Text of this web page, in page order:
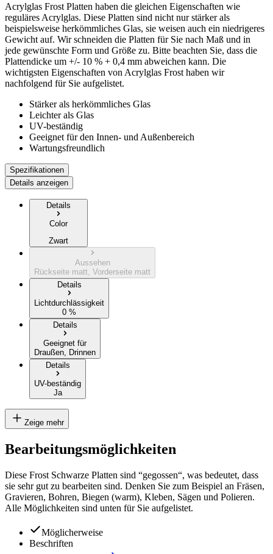
Acrylglas Frost Platten haben die gleichen Eigenschaften wie
reguläres Acrylglas. Diese Platten sind nicht nur stärker als
beispielsweise herkömmliches Glas, sie weisen auch ein niedrigeres
Gewicht auf. Wir schneiden die Platten für Sie nach Maß und in
jede gewünschte Form und Größe zu. Bitte beachten Sie, dass die
Plattendicke um +/- 10 % + 0,4 mm abweichen kann. Die
wichtigsten Eigenschaften von Acrylglas Frost haben wir
nachfolgend für Sie aufgelistet.
Stärker als herkömmliches Glas
Leichter als Glas
UV-beständig
Geeignet für den Innen- und Außenbereich
Wartungsfreundlich
Spezifikationen
Details anzeigen
Details
Color
Zwart
Aussehen
Rückseite matt, Vorderseite matt
Details
Lichtdurchlässigkeit
0 %
Details
Geeignet für
Draußen, Drinnen
Details
UV-beständig
Ja
Zeige mehr
Bearbeitungsmöglichkeiten
Diese Frost Schwarze Platten sind “gegossen“, was bedeutet, dass
sie sehr gut zu bearbeiten sind. Denken Sie zum Beispiel an Fräsen,
Gravieren, Bohren, Biegen (warm), Kleben, Sägen und Polieren.
Alle Möglichkeiten sind unten für Sie aufgelistet.
Möglicherweise
Beschriften